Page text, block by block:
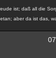
ist; daß all die
aber da ist das,